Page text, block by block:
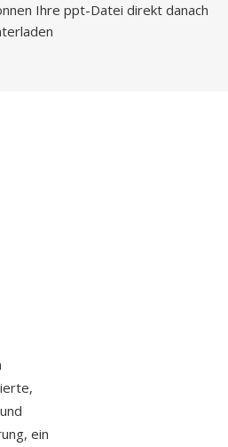
Ihre ppt-Datei direkt danach
ein